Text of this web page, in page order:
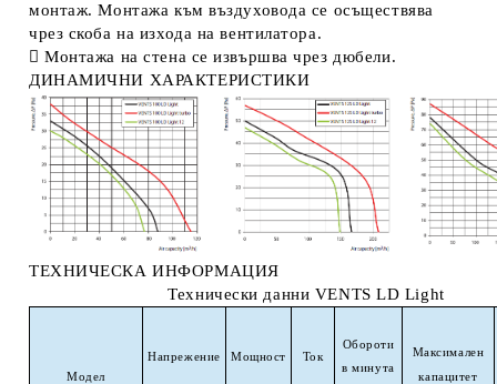
монтаж. Монтажа към въздуховода се осъществява
чрез скоба на изхода на вентилатора.
 Монтажа на стена се извършва чрез дюбели.
ДИНАМИЧНИ ХАРАКТЕРИСТИКИ
ТЕХНИЧЕСКА ИНФОРМАЦИЯ
Технически данни VENTS LD Light
Модел
Напрежение Мощност Ток
Обороти
в минута
Максимален
капацитет